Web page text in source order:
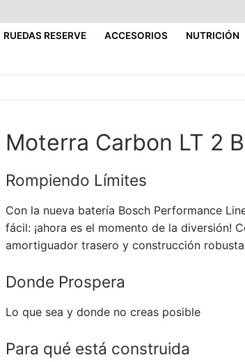
RUEDAS RESERVE ACCESORIOS NUTRICIÓN
Moterra Carbon LT 2
Rompiendo Límites
Con la nueva batería Bosch Performance
fácil: ¡ahora es el momento de la diversión!
amortiguador trasero y construcción
Donde Prospera
Lo que sea y donde no creas posible
Para qué está construida